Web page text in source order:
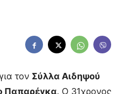
τον Σύλλα Αιδηψού
Παπαρέγκα. Ο 31χρονος